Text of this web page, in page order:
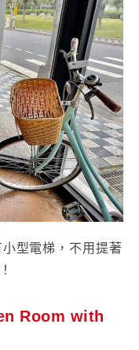
型電梯，不用提著
Room with